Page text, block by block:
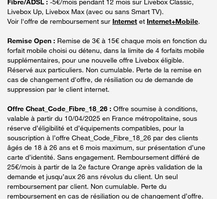
Livebox Up, Livebox Max (avec ou sans Smart TV).
Voir l'offre de remboursement sur Internet et Internet+Mobile.
Remise Open : Remise de 3€ à 15€ chaque mois en fonction du
forfait mobile choisi ou détenu, dans la limite de 4 forfaits mobile
supplémentaires, pour une nouvelle offre Livebox éligible.
Réservé aux particuliers. Non cumulable. Perte de la remise en
cas de changement d'offre, de résiliation ou de demande de
suppression par le client internet.
Offre Cheat_Code_Fibre_18_26 : Offre soumise à conditions,
valable à partir du 10/04/2025 en France métropolitaine, sous
réserve d’éligibilité et d’équipements compatibles, pour la
souscription à l’offre Cheat_Code_Fibre_18_26 par des clients
âgés de 18 à 26 ans et 6 mois maximum, sur présentation d’une
carte d’identité. Sans engagement. Remboursement différé de
25€/mois à partir de la 2e facture Orange après validation de la
demande et jusqu’aux 26 ans révolus du client. Un seul
remboursement par client. Non cumulable. Perte du
remboursement en cas de résiliation ou de changement d’offre.